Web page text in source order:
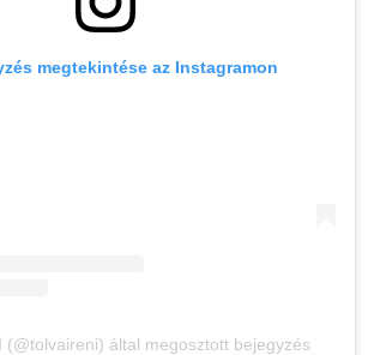
megtekintése az Instagramon
(@tolvaireni) által megosztott bejegyzés